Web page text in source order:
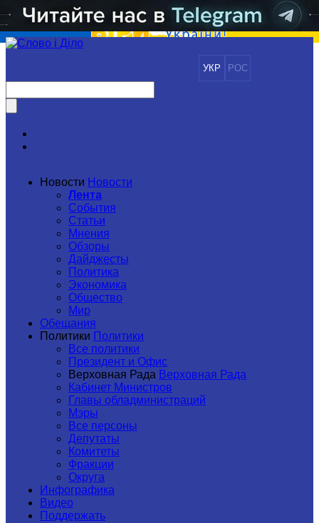
УКР РОС
Новости Новости
Лента
События
Статьи
Мнения
Обзоры
Дайджесты
Политика
Экономика
Общество
Мир
Обещания
Политики Политики
Все политики
Президент и Офис
Верховная Рада Верховная Рада
Кабинет Министров
Главы обладминистраций
Мэры
Все персоны
Депутаты
Комитеты
Фракции
Округа
Инфографика
Видео
Поддержать